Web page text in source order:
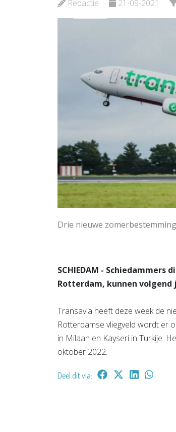
Redactie 21-09-2021
Drie nieuwe
SCHIEDAM -
Rotterdam, kunnen
Transavia heeft deze week de
Rotterdamse vliegveld wordt er
in Milaan en Kayseri in Turkije.
oktober 2022.
Deel dit via: